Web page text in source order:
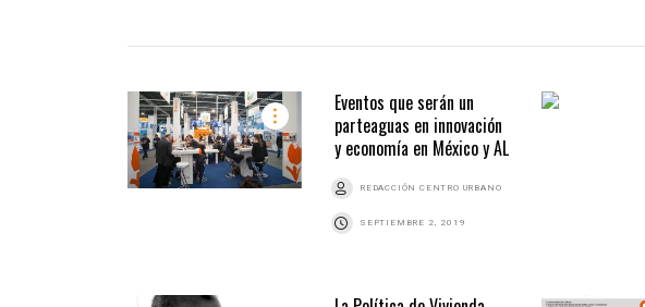
Eventos que serán un
parteaguas en innovación
y economía en México y AL
REDACCIÓN CENTRO URBANO
SEPTIEMBRE 2, 2019